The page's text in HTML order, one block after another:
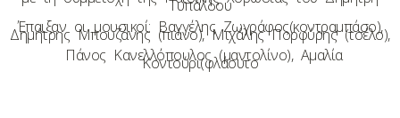
Τυπάλδου
Έπαιξαν οι μουσικοί: Βαγγέλης Ζωγράφος(κοντραμπάσο),
Δημήτρης Μπουζάνης (πιάνο), Μιχάλης Πορφύρης (τσέλο),
Πάνος Κανελλόπουλος (μαντολίνο), Αμαλία
Κοντούρι(φλάουτο